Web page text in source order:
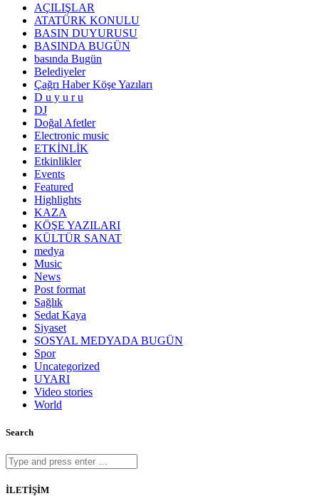
AÇILIŞLAR
ATATÜRK KONULU
BASIN DUYURUSU
BASINDA BUGÜN
basında Bugün
Belediyeler
Çağrı Haber Köşe Yazıları
D u y u r u
DJ
Doğal Afetler
Electronic music
ETKİNLİK
Etkinlikler
Events
Featured
Highlights
KAZA
KÖŞE YAZILARI
KÜLTÜR SANAT
medya
Music
News
Post format
Sağlık
Sedat Kaya
Siyaset
SOSYAL MEDYADA BUGÜN
Spor
Uncategorized
UYARI
Video stories
World
Search
İLETİŞİM